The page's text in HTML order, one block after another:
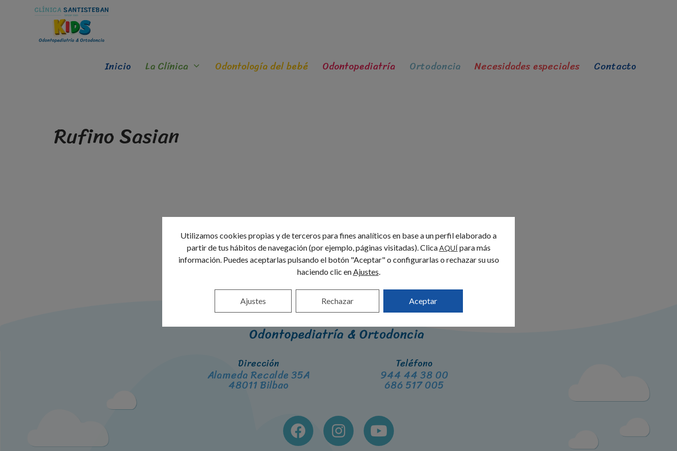
Inicio La Clínica Odontología del bebé Odontopediatría Ortodoncia Necesidades especiales Contacto
Rufino Sasian
Dirección
Alameda Recalde 35A
48011 Bilbao
Teléfono
944 44 38 00
686 517 005
Utilizamos cookies propias y de terceros para fines analíticos en base a un perfil elaborado a
partir de tus hábitos de navegación (por ejemplo, páginas visitadas). ClicaAQUÍpara más
información. Puedes aceptarlas pulsando el botón "Aceptar" o configurarlas o rechazar su uso
haciendo clic enAjustes.
Aceptar
Rechazar
Ajustes